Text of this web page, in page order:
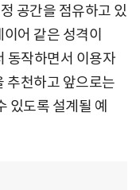
공간을 점유하고 있
어 같은 성격이
동작하면서 이용자
추천하고 앞으로는
있도록 설계될 예